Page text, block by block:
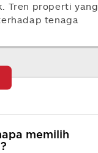
Tren properti yang
tenaga
memilih